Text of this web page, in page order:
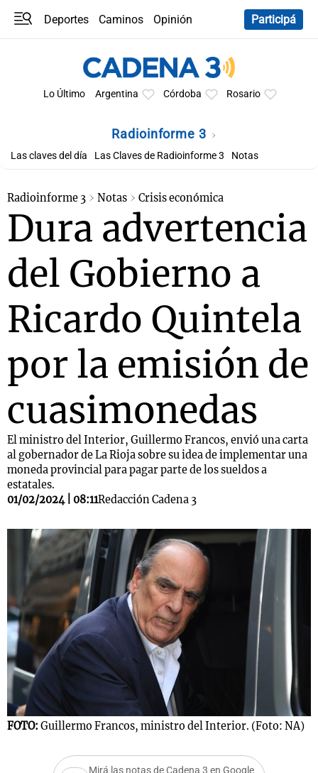
Deportes Caminos
Opinión
Participá
Lo Último Argentina Córdoba Rosario
Radioinforme 3
Las claves del día Las Claves de Radioinforme 3 Notas
Radioinforme 3 Notas Crisis económica
Dura advertencia
del Gobierno a
Ricardo Quintela
por la emisión de
cuasimonedas
El ministro del Interior, Guillermo Francos, envió una carta
al gobernador de La Rioja sobre su idea de implementar una
moneda provincial para pagar parte de los sueldos a
estatales.
01/02/2024 | 08:11Redacción Cadena 3
FOTO: Guillermo Francos, ministro del Interior. (Foto: NA)
Notas
La Sole en